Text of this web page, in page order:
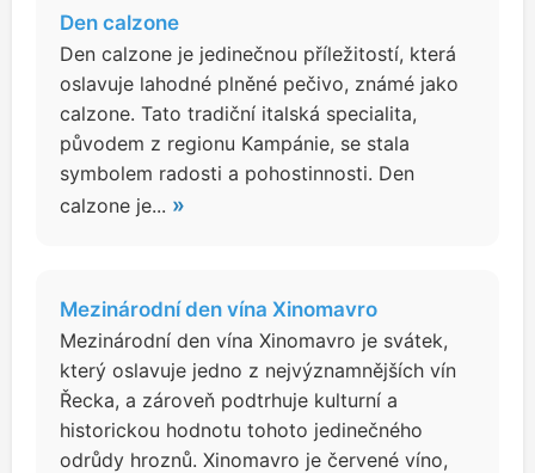
Den calzone
Den calzone je jedinečnou příležitostí, která
oslavuje lahodné plněné pečivo, známé jako
calzone. Tato tradiční italská specialita,
původem z regionu Kampánie, se stala
symbolem radosti a pohostinnosti. Den
calzone je... »
Mezinárodní den vína Xinomavro
Mezinárodní den vína Xinomavro je svátek,
který oslavuje jedno z nejvýznamnějších vín
Řecka, a zároveň podtrhuje kulturní a
historickou hodnotu tohoto jedinečného
odrůdy hroznů. Xinomavro je červené víno,